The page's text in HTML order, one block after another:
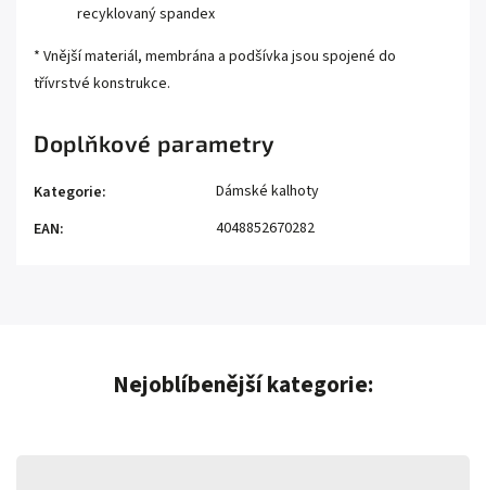
recyklovaný spandex
* Vnější materiál, membrána a podšívka jsou spojené do
třívrstvé konstrukce.
Doplňkové parametry
Kategorie:
Dámské kalhoty
EAN: 4048852670282
Nejoblíbenější kategorie: